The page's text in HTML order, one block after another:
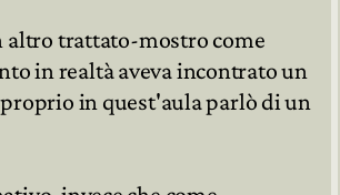
altro trattato-mostro come
in realtà aveva incontrato un
in quest'aula parlò di un